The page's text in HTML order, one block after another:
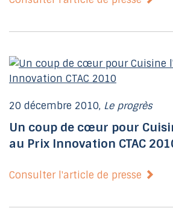
20 décembre 2010, Le progrès
Un coup de cœur pour
au Prix Innovation CTAC
Consulter l'article de presse